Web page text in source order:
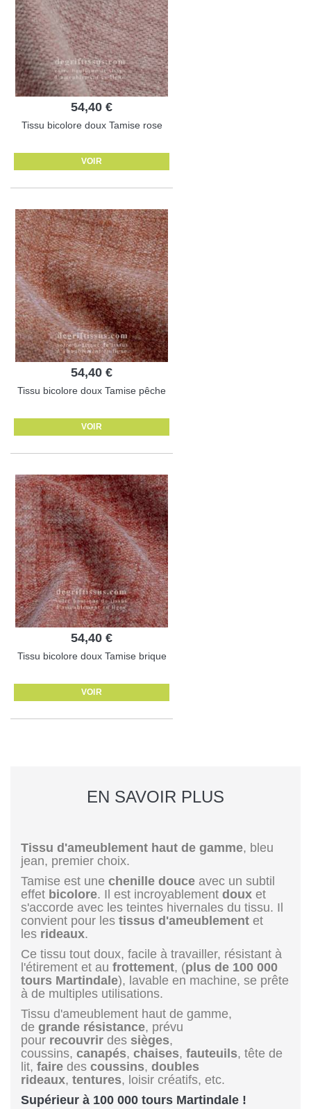
54,40 €
Tissu bicolore doux Tamise rose
VOIR
54,40 €
Tissu bicolore doux Tamise pêche
VOIR
54,40 €
Tissu bicolore doux Tamise brique
VOIR
EN SAVOIR PLUS
Tissu d'ameublement haut de gamme, bleu
jean, premier choix.
Tamise est une chenille douce avec un subtil
effet bicolore. Il est incroyablement doux et
s'accorde avec les teintes hivernales du tissu. Il
convient pour les tissus d'ameublement et
les rideaux.
Ce tissu tout doux, facile à travailler, résistant à
l'étirement et au frottement, (plus de 100 000
tours Martindale), lavable en machine, se prête
à de multiples utilisations.
Tissu d'ameublement haut de gamme,
de grande résistance, prévu
pour recouvrir des sièges,
coussins, canapés, chaises, fauteuils, tête de
lit, faire des coussins, doubles
rideaux, tentures, loisir créatifs, etc.
Supérieur à 100 000 tours Martindale !